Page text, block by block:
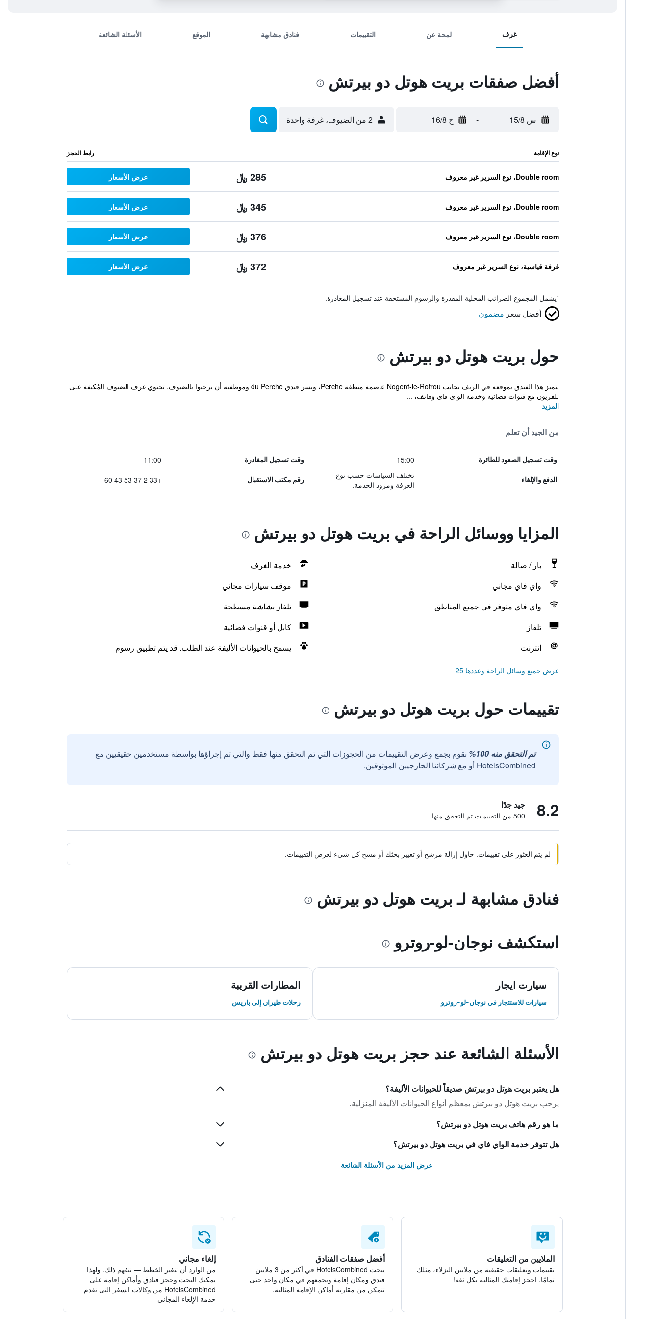
غرف لمحة عن التقييمات فنادق مشابهة الموقع الأسئلة الشائعة
أفضل صفقات بريت هوتل دو بيرتش
س 15/8 - ح 16/8 2 من الضيوف، غرفة واحدة
نوع الإقامة رابط الحجز
Double room، نوع السرير غير معروف 285 ﷼ عرض الأسعار
Double room، نوع السرير غير معروف 345 ﷼ عرض الأسعار
Double room، نوع السرير غير معروف 376 ﷼ عرض الأسعار
غرفة قياسية، نوع السرير غير معروف 372 ﷼ عرض الأسعار
*يشمل المجموع الضرائب المحلية المقدرة والرسوم المستحقة عند تسجيل المغادرة.
أفضل سعر مضمون
حول بريت هوتل دو بيرتش
يتميز هذا الفندق بموقعه في الريف بجانب Nogent-le-Rotrou عاصمة منطقة Perche، ويسر فندق du Perche وموظفيه أن يرحبوا بالضيوف. تحتوي غرف الضيوف المُكيفة على
تلفزيون مع قنوات فضائية وخدمة الواي فاي وهاتف، ...
المزيد
من الجيد أن تعلم
وقت تسجيل الصعود للطائرة 15:00 وقت تسجيل المغادرة 11:00
الدفع والإلغاء
تختلف السياسات حسب نوع
الغرفة ومزود الخدمة.
رقم مكتب الاستقبال +33 2 37 53 43 60
المزايا ووسائل الراحة في بريت هوتل دو بيرتش
بار / صالة
خدمة الغرف
واي فاي مجاني
موقف سيارات مجاني
واي فاي متوفر في جميع المناطق
تلفاز بشاشة مسطحة
تلفاز
كابل أو قنوات فضائية
انترنت
يسمح بالحيوانات الأليفة عند الطلب. قد يتم تطبيق رسوم
عرض جميع وسائل الراحة وعددها 25
تقييمات حول بريت هوتل دو بيرتش
تم التحقق منه 100%
نقوم بجمع وعرض التقييمات من الحجوزات التي تم التحقق منها فقط والتي تم إجراؤها بواسطة مستخدمين حقيقيين مع
HotelsCombined أو مع شركائنا الخارجيين الموثوقين.
8.2 جيد جدًا
500 من التقييمات تم التحقق منها
لم يتم العثور على تقييمات. حاول إزالة مرشح أو تغيير بحثك أو مسح كل شيء لعرض التقييمات.
فنادق مشابهة لـ بريت هوتل دو بيرتش
استكشف نوجان-لو-روترو
سيارت ايجار
سيارات للاستئجار في نوجان-لو-روترو
المطارات القريبة
رحلات طيران إلى باريس
الأسئلة الشائعة عند حجز بريت هوتل دو بيرتش
هل يعتبر بريت هوتل دو بيرتش صديقاً للحيوانات الأليفة؟
يرحب بريت هوتل دو بيرتش بمعظم أنواع الحيوانات الأليفة المنزلية.
ما هو رقم هاتف بريت هوتل دو بيرتش؟
هل تتوفر خدمة الواي فاي في بريت هوتل دو بيرتش؟
عرض المزيد من الأسئلة الشائعة
الملايين من التعليقات
تقييمات وتعليقات حقيقية من ملايين النزلاء، مثلك
تمامًا. احجز إقامتك المثالية بكل ثقة!
أفضل صفقات الفنادق
يبحث HotelsCombined في أكثر من 3 ملايين
فندق ومكان إقامة ويجمعهم في مكان واحد حتى
تتمكن من مقارنة أماكن الإقامة المثالية.
إلغاء مجاني
من الوارد أن تتغير الخطط — نتفهم ذلك. ولهذا
يمكنك البحث وحجز فنادق وأماكن إقامة على
HotelsCombined من وكالات السفر التي تقدم
خدمة الإلغاء المجاني